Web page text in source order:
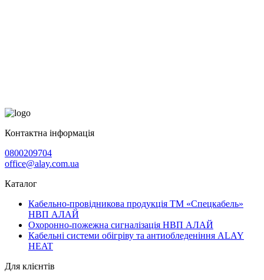
Контактна інформація
0800209704
office@alay.com.ua
Каталог
Кабельно-провідникова продукція ТМ «Спецкабель»
НВП АЛАЙ
Охоронно-пожежна сигналізація НВП АЛАЙ
Кабельні системи обігріву та антиобледеніння ALAY
HEAT
Для клієнтів